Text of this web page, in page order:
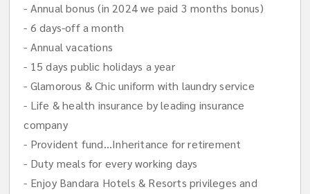
- Annual bonus (in 2024 we paid 3 months bonus)
- 6 days-off a month
- Annual vacations
- 15 days public holidays a year
- Glamorous & Chic uniform with laundry service
- Life & health insurance by leading insurance
company
- Provident fund...Inheritance for retirement
- Duty meals for every working days
- Enjoy Bandara Hotels & Resorts privileges and